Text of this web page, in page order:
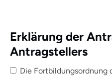
Erklärung der
Antragstellers
Die Fortbildungsordnung